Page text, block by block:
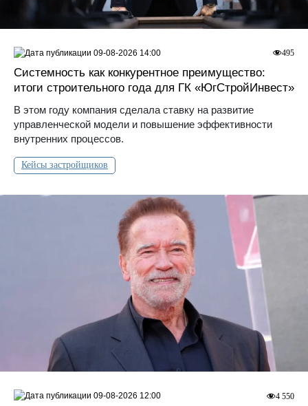
Системность как конкурентное преимущество:
итоги строительного года для ГК «ЮгСтройИнвест»
В этом году компания сделала ставку на развитие
управленческой модели и повышение эффективности
внутренних процессов.
Кейсы застройщиков
495
09-08-2026 14:00
4 550
09-08-2026 12:00